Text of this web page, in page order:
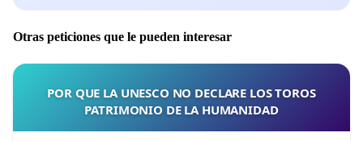
Otras peticiones que le pueden interesar
POR QUE LA UNESCO NO DECLARE LOS TOROS
PATRIMONIO DE LA HUMANIDAD